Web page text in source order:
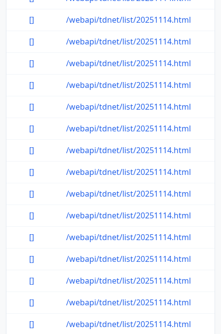
[]
/webapi/tdnet/list/20251114.html
[]
/webapi/tdnet/list/20251114.html
[]
/webapi/tdnet/list/20251114.html
[]
/webapi/tdnet/list/20251114.html
[]
/webapi/tdnet/list/20251114.html
[]
/webapi/tdnet/list/20251114.html
[]
/webapi/tdnet/list/20251114.html
[]
/webapi/tdnet/list/20251114.html
[]
/webapi/tdnet/list/20251114.html
[]
/webapi/tdnet/list/20251114.html
[]
/webapi/tdnet/list/20251114.html
[]
/webapi/tdnet/list/20251114.html
[]
/webapi/tdnet/list/20251114.html
[]
/webapi/tdnet/list/20251114.html
[]
/webapi/tdnet/list/20251114.html